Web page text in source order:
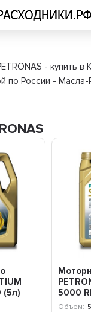
- купить в
по России - Масла-
(5л)
5000
Объем: